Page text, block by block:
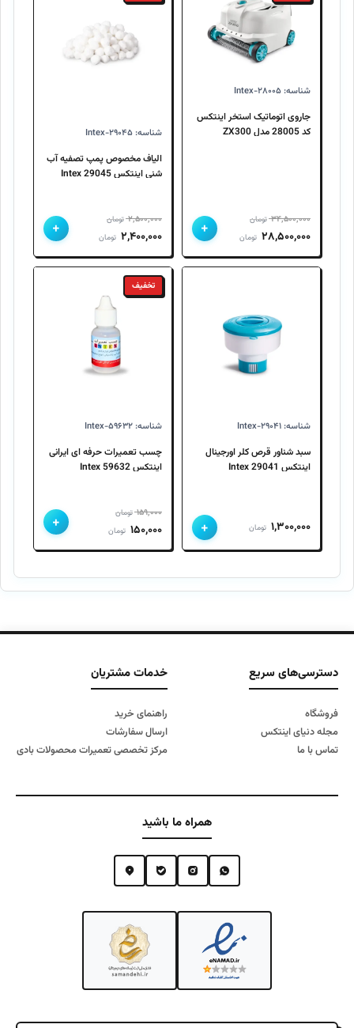
شناسه: Intex-۲۸۰۰۵
جاروی اتوماتیک استخر اینتکس
کد 28005 مدل ZX300
۳۴,۵۰۰,۰۰۰ تومان
قیمت
اصلی
۳۴,۵۰۰,۰۰۰ تومان
۲۸,۵۰۰,۰۰۰ تومانقیمت
فعلی
۲۸,۵۰۰,۰۰۰ تومان
+
شناسه: Intex-۲۹۰۴۵
الیاف مخصوص پمپ تصفیه آب
شنی اینتکس 29045 Intex
۲,۵۰۰,۰۰۰ تومان
قیمت
اصلی
۲,۵۰۰,۰۰۰ تومان
بود.
۲,۴۰۰,۰۰۰ تومانقیمت
فعلی
۲,۴۰۰,۰۰۰ تومان
+
شناسه: Intex-۲۹۰۴۱
سبد شناور قرص کلر اورجینال
اینتکس 29041 Intex
۱,۳۰۰,۰۰۰ تومان +
تخفیف
شناسه: Intex-۵۹۶۳۲
چسب تعمیرات حرفه ای ایرانی
اینتکس 59632 Intex
۱۵۹,۰۰۰ تومان
قیمت
اصلی
۱۵۰,۰۰۰ تومانقیمت
فعلی
+
دسترسی‌های سریع
فروشگاه
مجله دنیای اینتکس
تماس با ما
خدمات مشتریان
راهنمای خرید
ارسال سفارشات
مرکز تخصصی تعمیرات محصولات بادی
همراه ما باشید